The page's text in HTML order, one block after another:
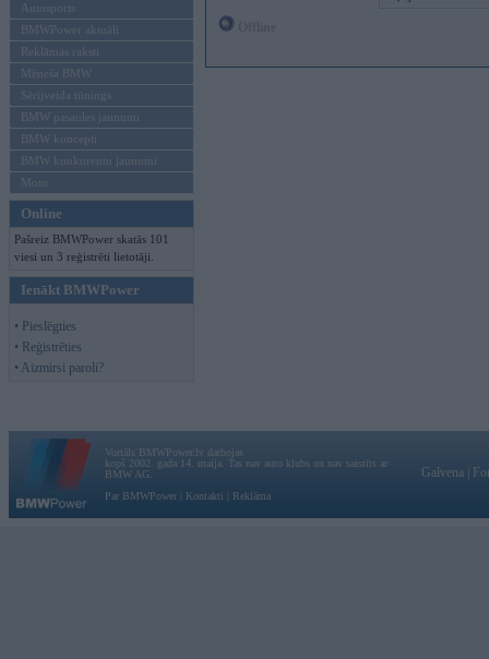
Autosports
BMWPower aktuāli
Reklāmas raksti
Mēneša BMW
Sērijveida tūnings
BMW pasaules jaunumi
BMW koncepti
BMW konkurentu jaunumi
Moto
Online
Pašreiz BMWPower skatās 101
viesi un 3 reģistrēti lietotāji.
Ienākt BMWPower
• Pieslēgties
• Reģistrēties
• Aizmirsi paroli?
Vortāls BMWPower.lv darbojas
kopš 2002. gada 14. maija. Tas nav auto klubs un nav saistīts ar
BMW AG.
Par BMWPower
Kontakti Reklāma
Galvena